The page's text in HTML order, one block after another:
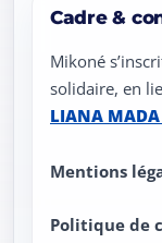
Cadre &
Mikoné
solidaire, en
LIANA MADA
Mentions
Politique de